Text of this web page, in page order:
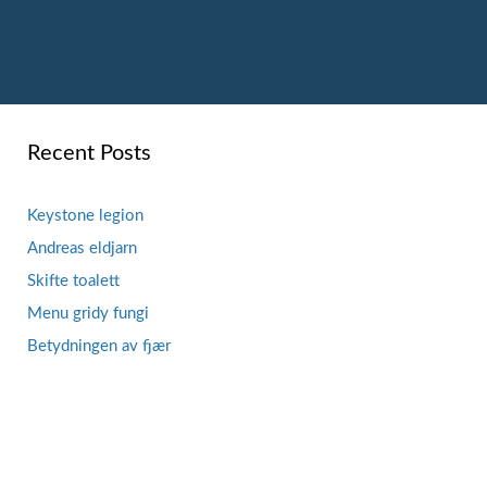
Recent Posts
Keystone legion
Andreas eldjarn
Skifte toalett
Menu gridy fungi
Betydningen av fjær